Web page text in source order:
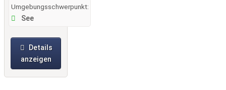
Umgebungsschwerpunkt:
See
Details
anzeigen